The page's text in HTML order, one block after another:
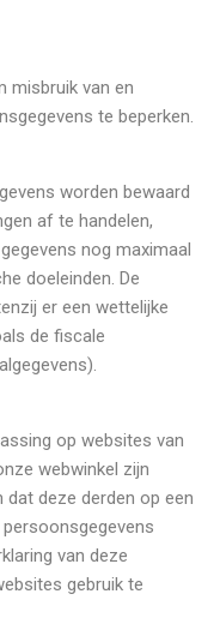
misbruik van en
te beperken.
worden bewaard
af te handelen,
nog maximaal
doeleinden. De
er een wettelijke
de fiscale
op websites van
webwinkel zijn
dat deze derden op een
van deze
gebruik te